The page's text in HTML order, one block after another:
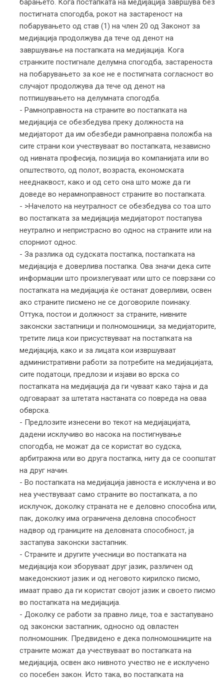
барањето. Кога постапката на медијација завршува без
постигната спогодба, рокот на застареност на
побарувањето од став (1) на член 20 од Законот за
медијација продолжува да тече од денот на
завршување на постапката на медијација. Кога
странките постигнале делумна спогодба, застареноста
на побарувањето за кое не е постигната согласност во
случајот продолжува да тече од денот на
потпишувањето на делумната спогодба.
- Рамноправноста на страните во постапката на
медијација се обезбедува преку должноста на
медијаторот да им обезбеди рамноправна положба на
сите страни кои учествуваат во постапката, независно
од нивната професија, позиција во компанијата или во
општеството, од полот, возраста, економската
нееднаквост, како и од сето она што може да ги
доведе во нерамноправност страните во постапката.
- >Начелото на неутралност се обезбедува со тоа што
во постапката за медијација медијаторот постапува
неутрално и непристрасно во однос на страните или на
спорниот однос.
- За разлика од судската постапка, постапката на
медијација е доверлива постапка. Ова значи дека сите
информации што произлегуваат или што се поврзани со
постапката на медијација ќе останат доверливи, освен
ако страните писмено не се договориле поинаку.
Оттука, постои и должност за страните, нивните
законски застапници и полномошници, за медијаторите,
третите лица кои присуствуваат на постапката на
медијација, како и за лицата кои извршуваат
административни работи за потребите на медијацијата,
сите податоци, предлози и изјави во врска со
постапката на медијација да ги чуваат како тајна и да
одговараат за штетата настаната со повреда на оваа
обврска.
- Предлозите изнесени во текот на медијацијата,
дадени исклучиво во насока на постигнување
спогодба, не можат да се користат во судска,
арбитражна или во друга постапка, ниту да се соопштат
на друг начин.
- Во постапката на медијација јавноста е исклучена и во
неа учествуваат само страните во постапката, а по
исклучок, доколку страната не е деловно способна или,
пак, доколку има ограничена деловна способност
надвор од границите на деловната способност, ја
застапува законски застапник.
- Страните и другите учесници во постапката на
медијација кои зборуваат друг јазик, различен од
македонскиот јазик и од неговото кирилско писмо,
имаат право да ги користат својот јазик и своето писмо
во постапката на медијација.
- Доколку се работи за правно лице, тоа е застапувано
од законски застапник, односно од овластен
полномошник. Предвидено е дека полномошниците на
страните можат да учествуваат во постапката на
медијација, освен ако нивното учество не е исклучено
со посебен закон. Исто така, во постапката на